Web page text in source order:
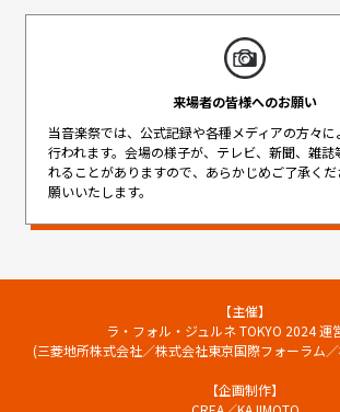
来場者の皆様へのお願い
当音楽祭では、公式記録や各種メディアの方々
行われます。 会場の様子が、テレビ、新聞、雑誌
れることがありますので、 あらかじめご了承く
願いいたします。
【主催】
ラ・フォル・ジュルネ TOKYO 2024 運
(三菱地所株式会社／株式会社東京国際フォーラム
【企画制作】